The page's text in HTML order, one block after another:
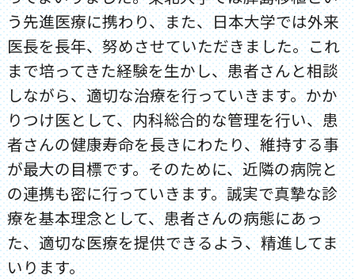
う先進医療に携わり、また、日本大学では外来
医長を長年、努めさせていただきました。これ
まで培ってきた経験を生かし、患者さんと相談
しながら、適切な治療を行っていきます。かか
りつけ医として、内科総合的な管理を行い、患
者さんの健康寿命を長きにわたり、維持する事
が最大の目標です。そのために、近隣の病院と
の連携も密に行っていきます。誠実で真摯な診
療を基本理念として、患者さんの病態にあっ
た、適切な医療を提供できるよう、精進してま
いります。